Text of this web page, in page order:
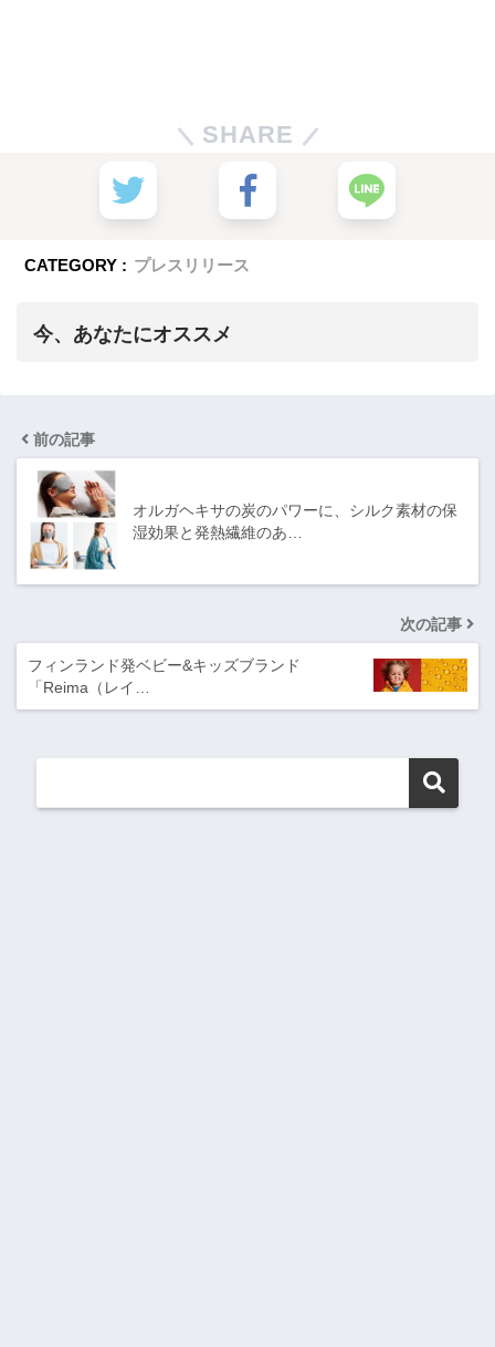
SHARE
CATEGORY : プレスリリース
今、あなたにオススメ
前の記事
オルガヘキサの炭のパワーに、シルク素材の保
湿効果と発熱繊維のあ…
次の記事
フィンランド発ベビー&キッズブランド
「Reima（レイ…